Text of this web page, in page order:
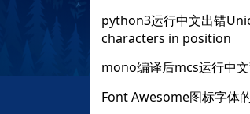
python3运行中文出错
characters in position
mono编译后mcs运行中
Font Awesome图标字体